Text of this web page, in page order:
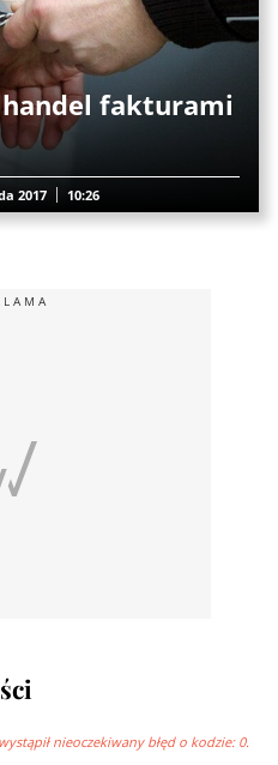
fakturami
2017 10:26
nieoczekiwany błęd o kodzie: 0.